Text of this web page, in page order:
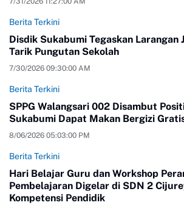
Berita Terkini
Disdik Sukabumi Tegaskan Larangan
Tarik Pungutan Sekolah
7/30/2026 09:30:00 AM
Berita Terkini
SPPG Walangsari 002 Disambut
Sukabumi Dapat Makan Bergizi
8/06/2026 05:03:00 PM
Berita Terkini
Hari Belajar Guru dan Workshop
Pembelajaran Digelar di SDN 2
Kompetensi Pendidik